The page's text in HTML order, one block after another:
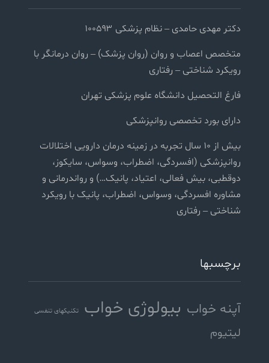
دکتر مهدی حامدی – نظام پزشکی ۱۰۰۵۹۳
متخصص اعصاب و روان (روان پزشک) – روان درمانگر با
رویکرد شناختی – رفتاری
فارغ التحصیل دانشگاه علوم پزشکی تهران
دارای بورد تخصصی روانپزشکی
بیش از ۱۰ سال تجربه در زمینه درمان دارویی اختلالات
روانپزشکی (افسردگی، اضطراب، وسواس، سایکوز،
دوقطبی، بیش فعالی، اعتیاد، پانیک…) و رواندرمانی و
مشاوره افسردگی، وسواس، اضطراب، پانیک با رویکرد
شناختی – رفتاری
برچسبها
آپنه خواب بیولوژی خواب تکنیکهای تنفسی
لیتیوم